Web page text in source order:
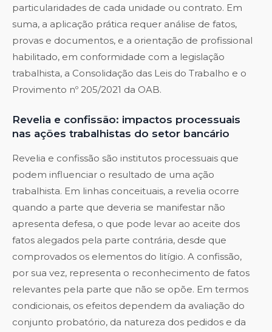
particularidades de cada unidade ou contrato. Em
suma, a aplicação prática requer análise de fatos,
provas e documentos, e a orientação de profissional
habilitado, em conformidade com a legislação
trabalhista, a Consolidação das Leis do Trabalho e o
Provimento nº 205/2021 da OAB.
Revelia e confissão: impactos processuais
nas ações trabalhistas do setor bancário
Revelia e confissão são institutos processuais que
podem influenciar o resultado de uma ação
trabalhista. Em linhas conceituais, a revelia ocorre
quando a parte que deveria se manifestar não
apresenta defesa, o que pode levar ao aceite dos
fatos alegados pela parte contrária, desde que
comprovados os elementos do litígio. A confissão,
por sua vez, representa o reconhecimento de fatos
relevantes pela parte que não se opõe. Em termos
condicionais, os efeitos dependem da avaliação do
conjunto probatório, da natureza dos pedidos e da